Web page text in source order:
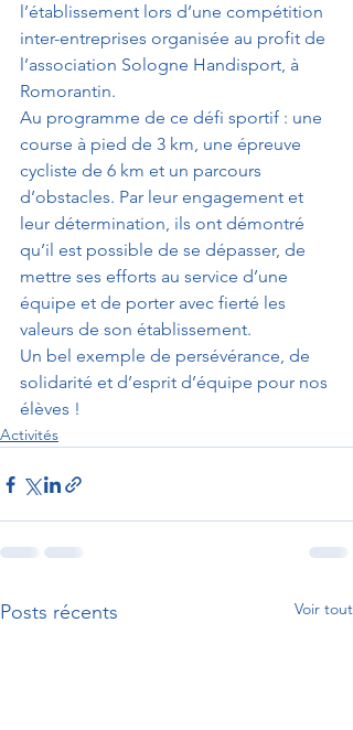
l’établissement lors d’une compétition
inter-entreprises organisée au profit de
l’association Sologne Handisport, à
Romorantin.
Au programme de ce défi sportif : une
course à pied de 3 km, une épreuve
cycliste de 6 km et un parcours
d’obstacles. Par leur engagement et
leur détermination, ils ont démontré
qu’il est possible de se dépasser, de
mettre ses efforts au service d’une
équipe et de porter avec fierté les
valeurs de son établissement.
Un bel exemple de persévérance, de
solidarité et d’esprit d’équipe pour nos
élèves !
Activités
Posts récents Voir tout